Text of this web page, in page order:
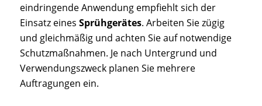
eindringende Anwendung empfiehlt sich der
Einsatz eines Sprühgerätes. Arbeiten Sie zügig
und gleichmäßig und achten Sie auf notwendige
Schutzmaßnahmen. Je nach Untergrund und
Verwendungszweck planen Sie mehrere
Auftragungen ein.